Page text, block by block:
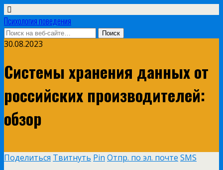
Психология поведения
30.08.2023
Системы хранения данных от
российских производителей:
обзор
Поделиться Твитнуть Pin Отпр. по эл. почте SMS